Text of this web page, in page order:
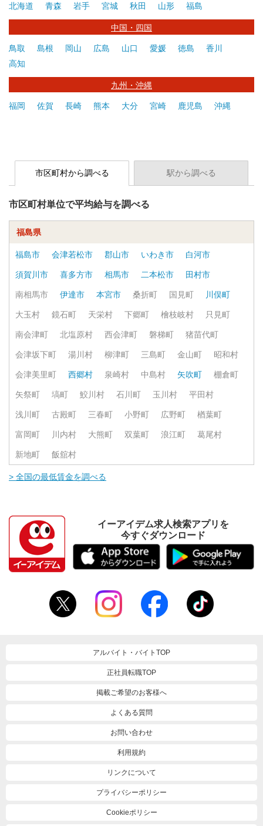
北海道 青森 岩手 宮城 秋田 山形 福島
中国・四国
鳥取 島根 岡山 広島 山口 愛媛 徳島
香川
高知
九州・沖縄
福岡 佐賀 長崎 熊本 大分 宮崎 鹿児島 沖縄
市区町村から調べる 駅から調べる
市区町村単位で平均給与を調べる
福島県
福島市 会津若松市 郡山市 いわき市 白河市
須賀川市 喜多方市 相馬市 二本松市 田村市
南相馬市 伊達市 本宮市 桑折町 国見町 川俣町
大玉村 鏡石町 天栄村 下郷町 檜枝岐村 只見町
南会津町 北塩原村 西会津町 磐梯町 猪苗代町
会津坂下町 湯川村 柳津町 三島町 金山町 昭和村
会津美里町 西郷村 泉崎村 中島村 矢吹町 棚倉町
矢祭町 塙町 鮫川村 石川町 玉川村 平田村
浅川町 古殿町 三春町 小野町 広野町 楢葉町
富岡町 川内村 大熊町 双葉町 浪江町 葛尾村
新地町 飯舘村
> 全国の最低賃金を調べる
イーアイデム求人検索アプリを
今すぐダウンロード
アルバイト・バイトTOP
正社員転職TOP
掲載ご希望のお客様へ
よくある質問
お問い合わせ
利用規約
リンクについて
プライバシーポリシー
Cookieポリシー